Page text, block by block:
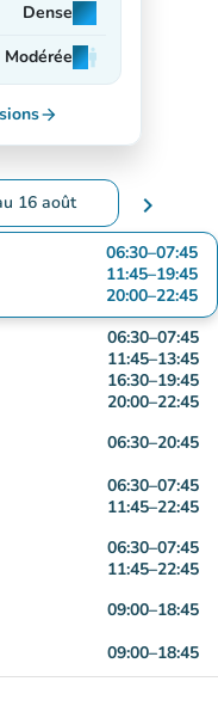
Denseman
man
man
Modéréeman
man
man
arrow_forward
16 août
pour changer de
chevron_right
06:30–07:45
11:45–19:45
20:00–22:45
06:30–07:45
11:45–13:45
16:30–19:45
20:00–22:45
06:30–20:45
06:30–07:45
11:45–22:45
06:30–07:45
11:45–22:45
09:00–18:45
09:00–18:45